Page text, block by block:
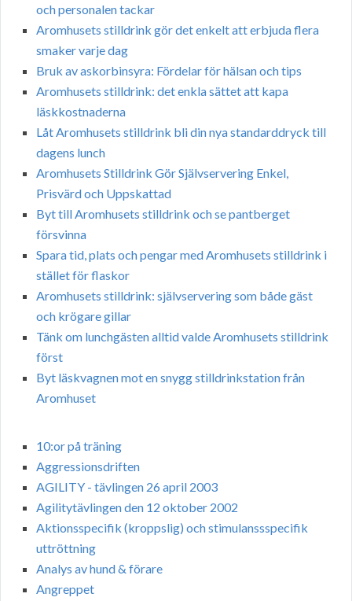
och personalen tackar
Aromhusets stilldrink gör det enkelt att erbjuda flera
smaker varje dag
Bruk av askorbinsyra: Fördelar för hälsan och tips
Aromhusets stilldrink: det enkla sättet att kapa
läskkostnaderna
Låt Aromhusets stilldrink bli din nya standarddryck till
dagens lunch
Aromhusets Stilldrink Gör Självservering Enkel,
Prisvärd och Uppskattad
Byt till Aromhusets stilldrink och se pantberget
försvinna
Spara tid, plats och pengar med Aromhusets stilldrink i
stället för flaskor
Aromhusets stilldrink: självservering som både gäst
och krögare gillar
Tänk om lunchgästen alltid valde Aromhusets stilldrink
först
Byt läskvagnen mot en snygg stilldrinkstation från
Aromhuset
10:or på träning
Aggressionsdriften
AGILITY - tävlingen 26 april 2003
Agilitytävlingen den 12 oktober 2002
Aktionsspecifik (kroppslig) och stimulanssspecifik
uttröttning
Analys av hund & förare
Angreppet